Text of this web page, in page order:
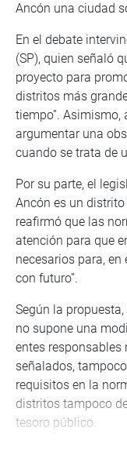
Ancón una ciudad
En el debate
(SP), quien señaló
proyecto para
distritos más
tiempo”. Asimismo,
argumentar una
cuando se trata de
Por su parte, el
Ancón es un
reafirmó que las
atención para que
necesarios para,
con futuro”.
Según la
no supone una
entes
señalados,
requisitos en la
distritos tampoco
tesoro público.